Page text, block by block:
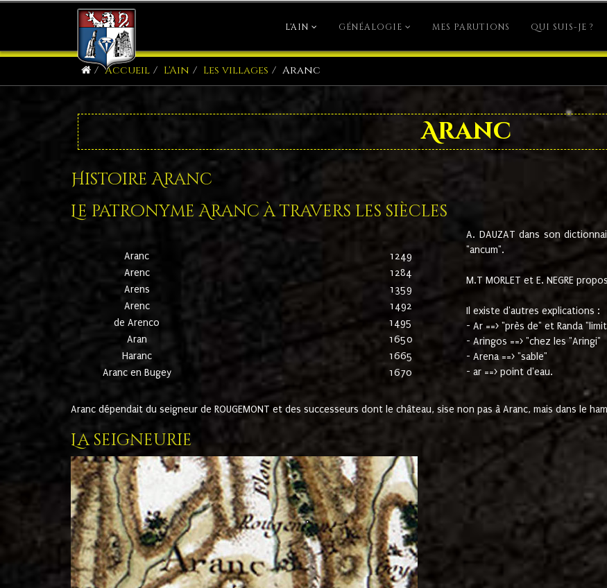
L'AIN GÉNÉALOGIE MES PARUTIONS QUI SUIS-JE ?
Accueil L'Ain Les villages Aranc
Aranc
Histoire Aranc
Le patronyme Aranc à travers les siècles
Aranc
1249
Arenc
1284
Arens
1359
Arenc
1492
de Arenco
1495
Aran
1650
Haranc
1665
Aranc en Bugey
1670
A. DAUZAT dans son
"ancum".
M.T MORLET et E. NEGRE
Il existe d'autres explications :
- Ar ==> "près de" et Randa
- Aringos ==> "chez les "Aringi"
- Arena ==> "sable"
- ar ==> point d'eau.
Aranc dépendait du seigneur de ROUGEMONT et des successeurs dont le château, sise non pas à Aranc, mais dans le
La seigneurie